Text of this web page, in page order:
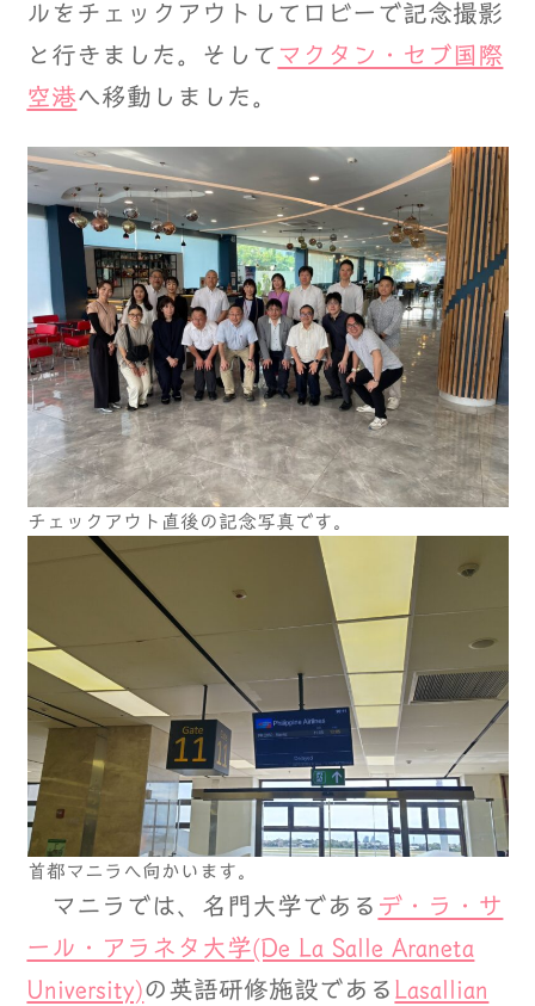
ルをチェックアウトしてロビーで記念撮影
と行きました。そして マクタン・セブ国際
空港へ移動しました。
チェックアウト直後の記念写真です。
首都マニラへ向かいます。
マニラでは、名門大学である デ・ラ・サ
ール・アラネタ大学(De La Salle Araneta
University)の英語研修施設である
Lasallian